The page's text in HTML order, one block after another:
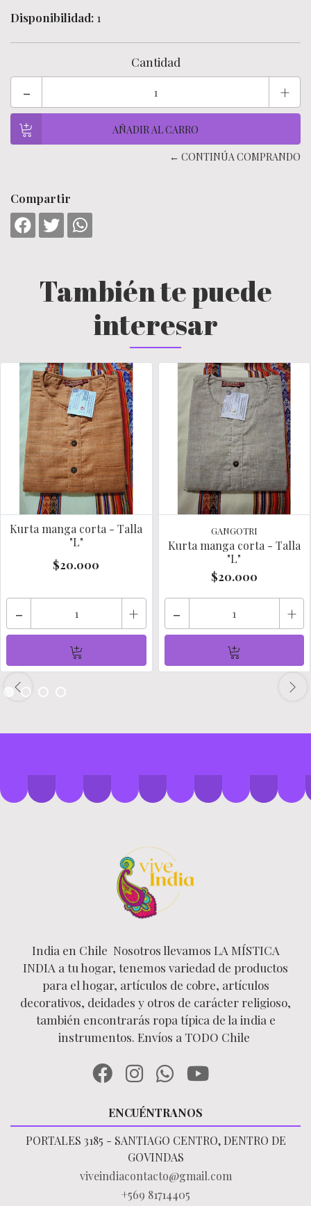
Disponibilidad: 1
Cantidad
- +
← CONTINÚA COMPRANDO
Compartir
También te puede
interesar
Kurta manga corta - Talla
"L"
$20.000
- +
GANGOTRI
Kurta manga corta - Talla
"L"
$20.000
- +
India en Chile Nosotros llevamos LA MÍSTICA
INDIA a tu hogar, tenemos variedad de productos
para el hogar, artículos de cobre, artículos
decorativos, deidades y otros de carácter religioso,
también encontrarás ropa típica de la india e
instrumentos. Envíos a TODO Chile
ENCUÉNTRANOS
PORTALES 3185 - SANTIAGO CENTRO, DENTRO DE
GOVINDAS
viveindiacontacto@gmail.com
+569 81714405